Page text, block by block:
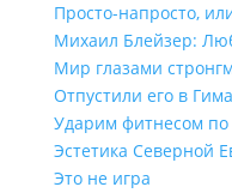
Просто-напросто,
Михаил Блейзер:
Мир глазами
Отпустили его в
Ударим фитнесом
Эстетика Северной
Это не игра